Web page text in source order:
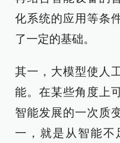
化系统的应用等条
了一定的基础。
其一，大模型使人
能。在某些角度上
智能发展的一次质
一，就是从智能不